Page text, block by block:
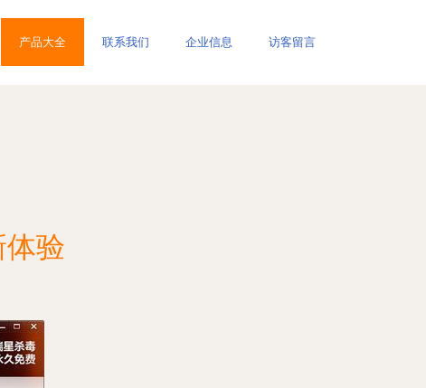
产品大全 联系我们 企业信息 访客留言
验